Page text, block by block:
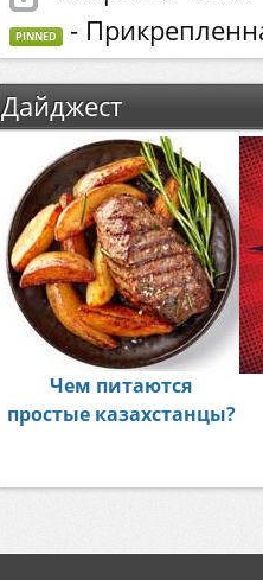
PINNED -
Дайджест
Чем питаются
простые казахстанцы?